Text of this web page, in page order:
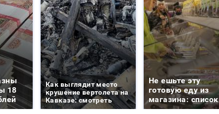
18
Как выглядит место
крушение вертолета на
Кавказе: смотреть
Не ешьте эту
готовую еду из
магазина: список